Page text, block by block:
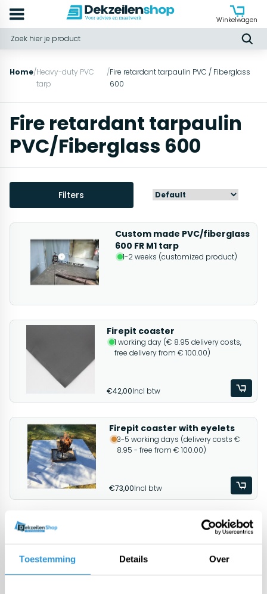
Toestemming Details Over
Winkelwagen
Home/Heavy-duty PVC
tarp
/Fire retardant tarpaulin PVC / Fiberglass
600
Fire retardant tarpaulin
PVC/Fiberglass 600
Filters
Custom made PVC/fiberglass
600 FR M1 tarp
1-2 weeks (customized product)
Firepit coaster
1 working day (€ 8.95 delivery costs,
free delivery from € 100.00)
€42,00Incl btw
Firepit coaster with eyelets
3-5 working days (delivery costs €
8.95 - free from € 100.00)
€73,00Incl btw
Onze zomerzeilen voor uw zwembad
Verleng de zomer en bespaar
energiekosten